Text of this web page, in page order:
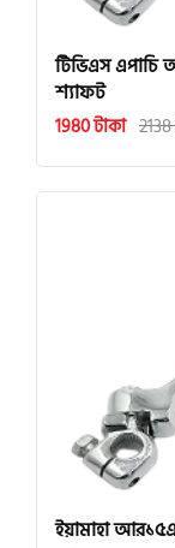
টিভিএস এপাচি
শ্যাফট
1980 টাকা
ইয়ামাহা